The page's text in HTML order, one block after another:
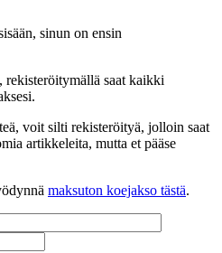
sinun on ensin
rekisteröitymällä saat kaikki
voit silti rekisteröityä, jolloin saat
artikkeleita, mutta et pääse
maksuton koejakso tästä.